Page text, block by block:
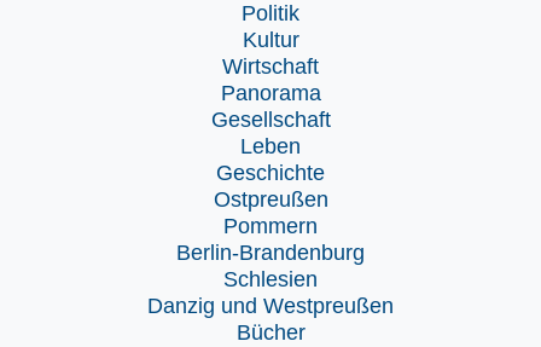
Politik
Kultur
Wirtschaft
Panorama
Gesellschaft
Leben
Geschichte
Ostpreußen
Pommern
Berlin-Brandenburg
Schlesien
Danzig und Westpreußen
Bücher